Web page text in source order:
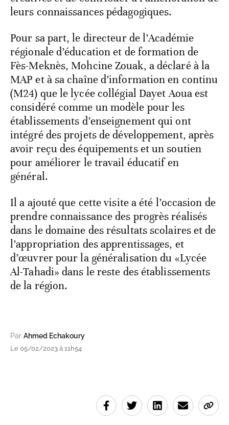
leurs connaissances pédagogiques.
Pour sa part, le directeur de l’Académie
régionale d’éducation et de formation de
Fès-Meknès, Mohcine Zouak, a déclaré à la
MAP et à sa chaîne d’information en continu
(M24) que le lycée collégial Dayet Aoua est
considéré comme un modèle pour les
établissements d’enseignement qui ont
intégré des projets de développement, après
avoir reçu des équipements et un soutien
pour améliorer le travail éducatif en
général.
Il a ajouté que cette visite a été l’occasion de
prendre connaissance des progrès réalisés
dans le domaine des résultats scolaires et de
l’appropriation des apprentissages, et
d’œuvrer pour la généralisation du «Lycée
Al-Tahadi» dans le reste des établissements
de la région.
Par Ahmed Echakoury
Le 05/02/2023 à 11h54